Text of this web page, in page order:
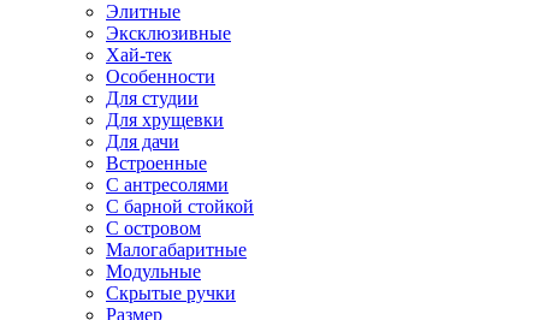
Элитные
Эксклюзивные
Хай-тек
Особенности
Для студии
Для хрущевки
Для дачи
Встроенные
С антресолями
С барной стойкой
С островом
Малогабаритные
Модульные
Скрытые ручки
Размер